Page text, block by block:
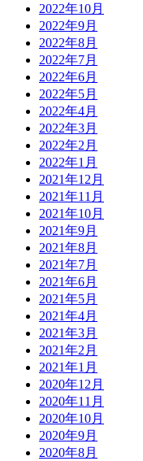
2022年10月
2022年9月
2022年8月
2022年7月
2022年6月
2022年5月
2022年4月
2022年3月
2022年2月
2022年1月
2021年12月
2021年11月
2021年10月
2021年9月
2021年8月
2021年7月
2021年6月
2021年5月
2021年4月
2021年3月
2021年2月
2021年1月
2020年12月
2020年11月
2020年10月
2020年9月
2020年8月